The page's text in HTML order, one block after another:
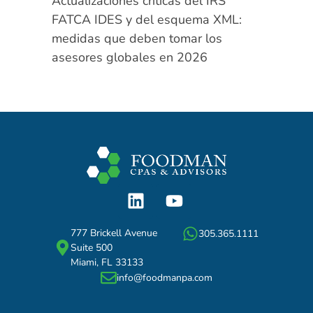
FATCA IDES y del esquema XML:
medidas que deben tomar los
asesores globales en 2026
777 Brickell Avenue
Suite 500
Miami, FL 33133
305.365.1111
info@foodmanpa.com